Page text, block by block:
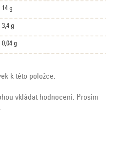
14 g
3,4 g
0,04 g
k této položce.
vkládat hodnocení. Prosím
.